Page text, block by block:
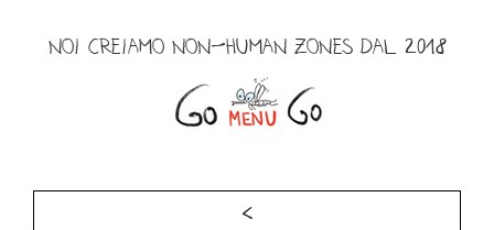
NOI CREIAMO NON-HUMAN ZONES DAL 2018
Menu
<